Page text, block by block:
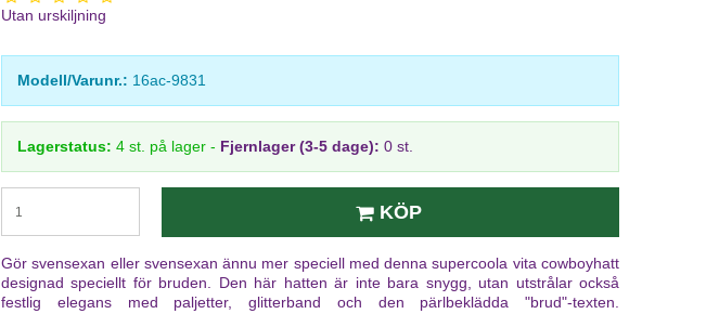
Utan urskiljning
Modell/Varunr.: 16ac-9831
Lagerstatus: 4 st. på lager - Fjernlager (3-5 dage): 0 st.
KÖP
Gör svensexan eller svensexan ännu mer speciell med denna supercoola vita cowboyhatt
designad speciellt för bruden. Den här hatten är inte bara snygg, utan utstrålar också
festlig elegans med paljetter, glitterband och den pärlbeklädda "brud"-texten.